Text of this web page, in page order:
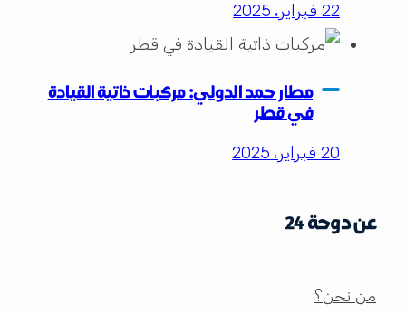
22 فبراير، 2025
مطار حمد الدولي: مركبات ذاتية القيادة
في قطر
20 فبراير، 2025
عن دوحة 24
من نحن؟